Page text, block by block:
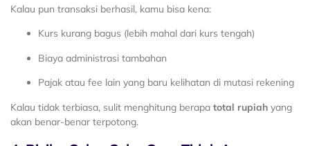
Kalau pun transaksi berhasil, kamu bisa kena:
Kurs kurang bagus (lebih mahal dari kurs tengah)
Biaya administrasi tambahan
Pajak atau fee lain yang baru kelihatan di mutasi rekening
Kalau tidak terbiasa, sulit menghitung berapa total rupiah yang
akan benar-benar terpotong.